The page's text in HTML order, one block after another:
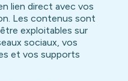
lien direct avec vos
Les contenus sont
exploitables sur
sociaux, vos
et vos supports